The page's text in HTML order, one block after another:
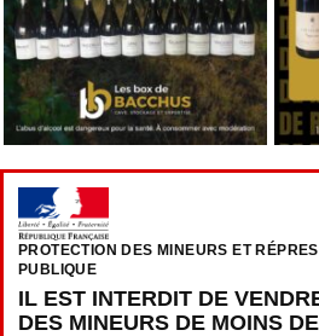
PROTECTION DES MINEURS ET
PUBLIQUE
IL EST INTERDIT DE
DES MINEURS DE MOINS